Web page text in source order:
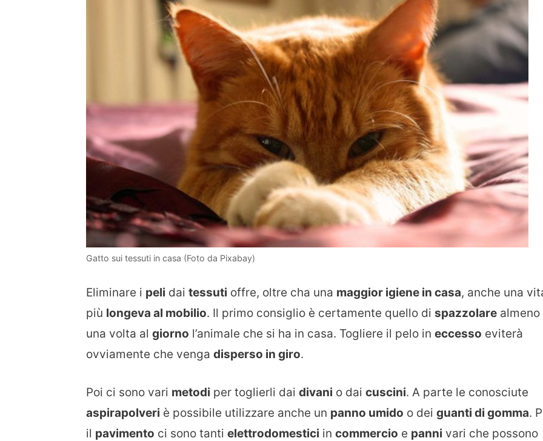
Gatto sui tessuti in casa (Foto da Pixabay)
Eliminare i peli dai tessuti offre, oltre cha una maggior igiene in casa, anche una
più longeva al mobilio. Il primo consiglio è certamente quello di spazzolare almeno
una volta al giorno l’animale che si ha in casa. Togliere il pelo in eccesso eviterà
ovviamente che venga disperso in giro.
Poi ci sono vari metodi per toglierli dai divani o dai cuscini. A parte le conosciute
aspirapolveri è possibile utilizzare anche un panno umido o dei guanti di gomma.
il pavimento ci sono tanti elettrodomestici in commercio e panni vari che possono